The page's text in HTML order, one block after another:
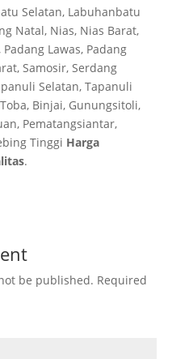
Selatan, Labuhanbatu
Natal, Nias, Nias Barat,
Lawas, Padang
Samosir, Serdang
Selatan, Tapanuli
Binjai, Gunungsitoli,
Pematangsiantar,
Tinggi Harga
.
be published. Required